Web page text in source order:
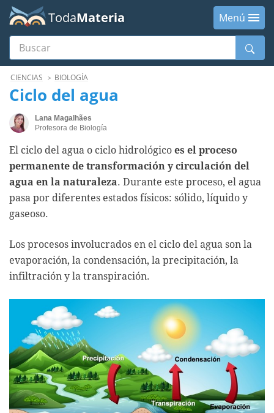
TodaMateria
Menú
Buscar
MenúCIENCIAS BIOLOGÍA
Ciclo del agua
Lana Magalhães
Profesora de Biología
El ciclo del agua o ciclo hidrológico es el proceso
permanente de transformación y circulación del
agua en la naturaleza. Durante este proceso, el agua
pasa por diferentes estados físicos: sólido, líquido y
gaseoso.
Los procesos involucrados en el ciclo del agua son la
evaporación, la condensación, la precipitación, la
infiltración y la transpiración.